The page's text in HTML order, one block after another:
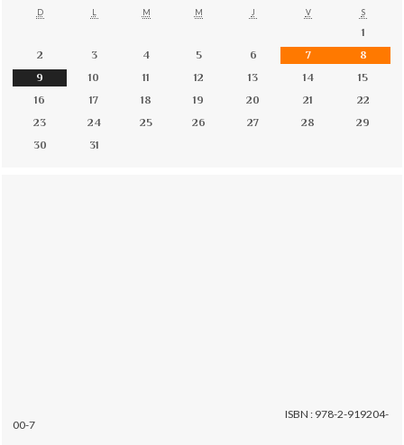
D L M M J V S
1
2
3 4 5 6 7
8
9
10 11 12 13 14
15
16
17 18 19 20 21
22
23
24 25 26 27 28
29
30
31
ISBN : 978-2-919204-
00-7